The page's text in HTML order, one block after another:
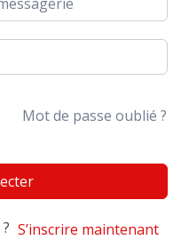
Mot de passe oublié ?
S’inscrire maintenant